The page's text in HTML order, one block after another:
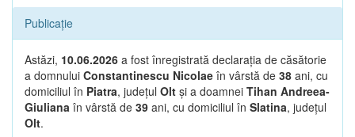
Publicație
Astăzi, 10.06.2026 a fost înregistrată declarația de căsătorie
a domnului Constantinescu Nicolae în vârstă de 38 ani, cu
domiciliul în Piatra, județul Olt și a doamnei Tihan Andreea-
Giuliana în vârstă de 39 ani, cu domiciliul în Slatina, județul
Olt.